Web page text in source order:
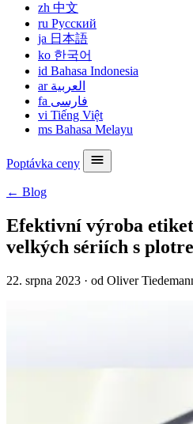
zh 中文
ru Русский
ja 日本語
ko 한국어
id Bahasa Indonesia
ar العربية
fa فارسی
vi Tiếng Việt
ms Bahasa Melayu
Poptávka ceny
← Blog
Efektivní výroba etiket
velkých sériích s
22. srpna 2023 · od Oliver